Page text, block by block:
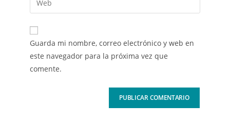
Guarda mi nombre, correo electrónico y web en
este navegador para la próxima vez que
comente.